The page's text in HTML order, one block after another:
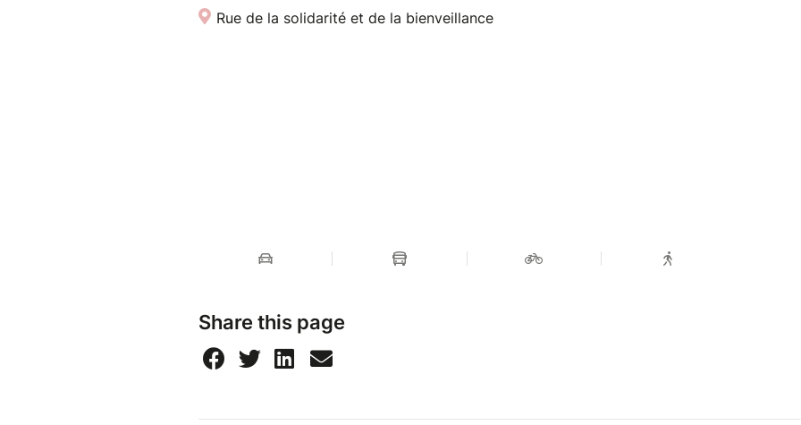
Rue de la solidarité et de la bienveillance
Share this page